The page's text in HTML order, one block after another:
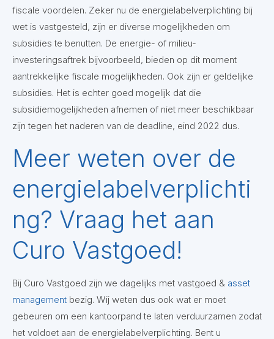
fiscale voordelen. Zeker nu de energielabelverplichting bij
wet is vastgesteld, zijn er diverse mogelijkheden om
subsidies te benutten. De energie- of milieu-
investeringsaftrek bijvoorbeeld, bieden op dit moment
aantrekkelijke fiscale mogelijkheden. Ook zijn er geldelijke
subsidies. Het is echter goed mogelijk dat die
subsidiemogelijkheden afnemen of niet meer beschikbaar
zijn tegen het naderen van de deadline, eind 2022 dus.
Meer weten over de
energielabelverplichti
ng? Vraag het aan
Curo Vastgoed!
Bij Curo Vastgoed zijn we dagelijks met vastgoed & asset
management bezig. Wij weten dus ook wat er moet
gebeuren om een kantoorpand te laten verduurzamen zodat
het voldoet aan de energielabelverplichting. Bent u